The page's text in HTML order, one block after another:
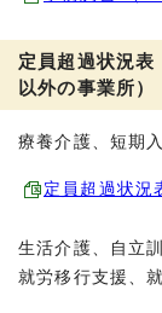
定員超過状況
以外の事業所）
療養介護、短期
定員超過状況
生活介護、自立
就労移行支援、